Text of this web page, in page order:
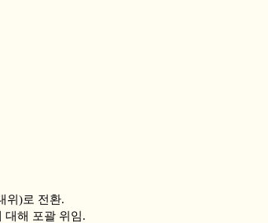
위)로 전환.
대해 포괄 위임.